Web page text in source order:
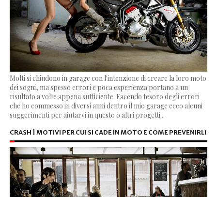
Molti si chiudono in garage con l'intenzione di creare la loro moto
dei sogni, ma spesso errori e poca esperienza portano a un
risultato a volte appena sufficiente. Facendo tesoro degli errori
che ho commesso in diversi anni dentro il mio garage ecco alcuni
suggerimenti per aiutarvi in questo o altri progetti...
CRASH | MOTIVI PER CUI SI CADE IN MOTO E COME PREVENIRLI